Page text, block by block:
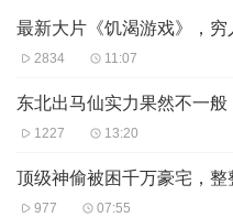
2834 11:07
1227 13:20
977 07:55